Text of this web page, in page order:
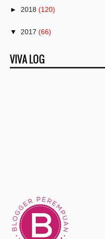
► 2018 (120)
▼ 2017 (66)
▼November (6)
4 Kartu Identitas yang
► October (6)
VIVA LOG